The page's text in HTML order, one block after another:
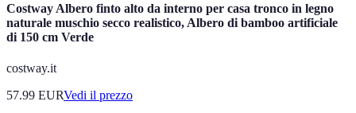
Costway Albero finto alto da interno per casa tronco in legno
naturale muschio secco realistico, Albero di bamboo artificiale
di 150 cm Verde
costway.it
57.99 EURVedi il prezzo